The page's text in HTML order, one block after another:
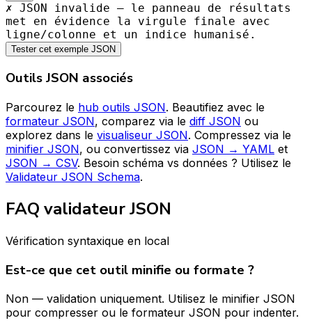
✗ JSON invalide — le panneau de résultats
met en évidence la virgule finale avec
ligne/colonne et un indice humanisé.
Tester cet exemple JSON
Outils JSON associés
Parcourez le hub outils JSON. Beautifiez avec le
formateur JSON, comparez via le diff JSON ou
explorez dans le visualiseur JSON. Compressez via le
minifier JSON, ou convertissez via JSON → YAML et
JSON → CSV. Besoin schéma vs données ? Utilisez le
Validateur JSON Schema.
FAQ validateur JSON
Vérification syntaxique en local
Est-ce que cet outil minifie ou formate ?
Non — validation uniquement. Utilisez le minifier JSON
pour compresser ou le formateur JSON pour indenter.